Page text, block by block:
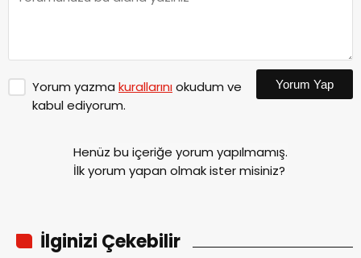
Yorum yazma kurallarınıokudum ve
kabul ediyorum.
Yorum Yap
Henüz bu içeriğe yorum yapılmamış.
İlk yorum yapan olmak ister misiniz?
İlginizi Çekebilir